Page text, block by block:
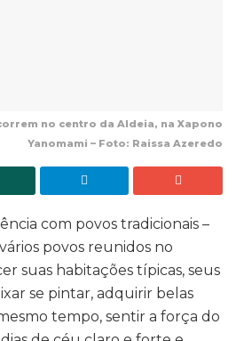
no centro da Aldeia, na Xapono
Yanomami – Foto: Raissa Azeredo
com povos tradicionais –
povos reunidos no
suas habitações típicas, seus
se pintar, adquirir belas
tempo, sentir a força do